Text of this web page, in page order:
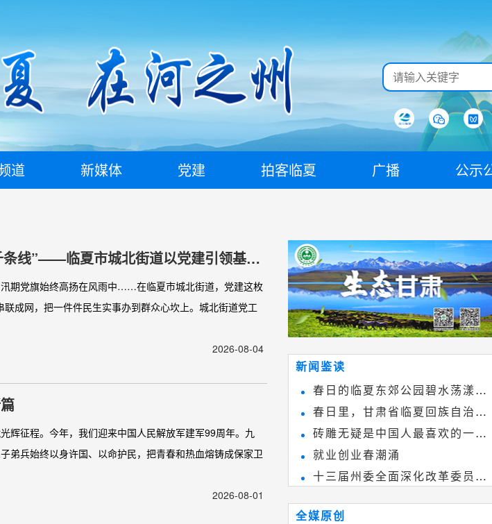
道 新媒体 党建 拍客临夏 广播 公示
条线”——临夏市城北街道以党建引领基层
期党旗始终高扬在风雨中……在临夏市城北街道，党建这枚
联成网，把一件件民生实事办到群众心坎上。城北街道党工
2026-08-04
辉征程。今年，我们迎来中国人民解放军建军99周年。九
弟兵始终以身许国、以命护民，把青春和热血熔铸成保家卫
2026-08-01
新闻鉴读
春日的临夏东郊公园碧水荡漾、
春花烂漫
春日里，甘肃省临夏回族自治州
境内的刘家峡大桥，壮观美丽!
砖雕无疑是中国人最喜欢的一种
雕刻艺术，它不仅是民间实用美术
和建筑装饰艺术的有机结合，更成
为中国建筑史上彰品东方美不可磨
就业创业春潮涌
十三届州委全面深化改革委员会
第八次会议召开
全媒原创